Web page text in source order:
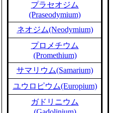
プラセオジム
(Praseodymium)
ネオジム(Neodymium)
プロメチウム
(Promethium)
サマリウム(Samarium)
ユウロピウム(Europium)
ガドリニウム